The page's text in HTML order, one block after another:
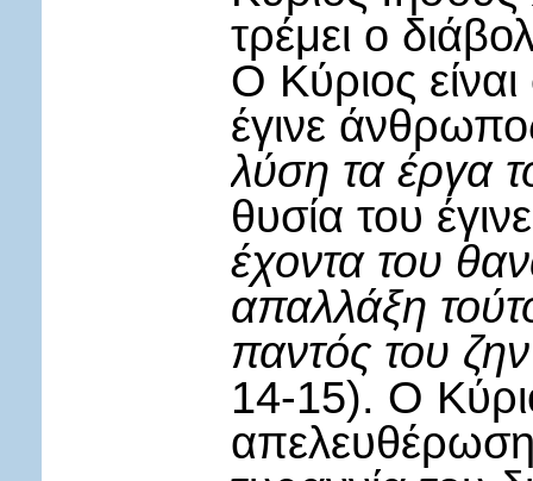
τρέμει ο
Ο Κύριος
έγινε
λύση τα έργα
θυσία του
έχοντα του
απαλλάξη
παντός του
14-15). Ο